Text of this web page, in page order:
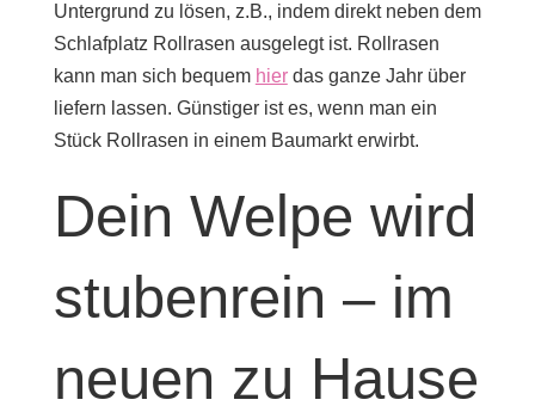
Untergrund zu lösen, z.B., indem direkt neben dem
Schlafplatz Rollrasen ausgelegt ist. Rollrasen
kann man sich bequem hierdas ganze Jahr über
liefern lassen. Günstiger ist es, wenn man ein
Stück Rollrasen in einem Baumarkt erwirbt.
Dein Welpe wird
stubenrein – im
neuen zu Hause